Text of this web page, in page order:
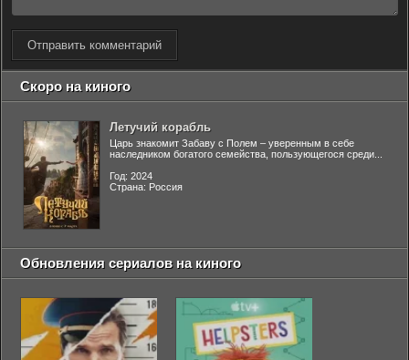
Отправить комментарий
Скоро на киного
Летучий корабль
Царь знакомит Забаву с Полем – уверенным в себе
наследником богатого семейства, пользующегося среди...
Год: 2024
Страна: Россия
Обновления сериалов на киного